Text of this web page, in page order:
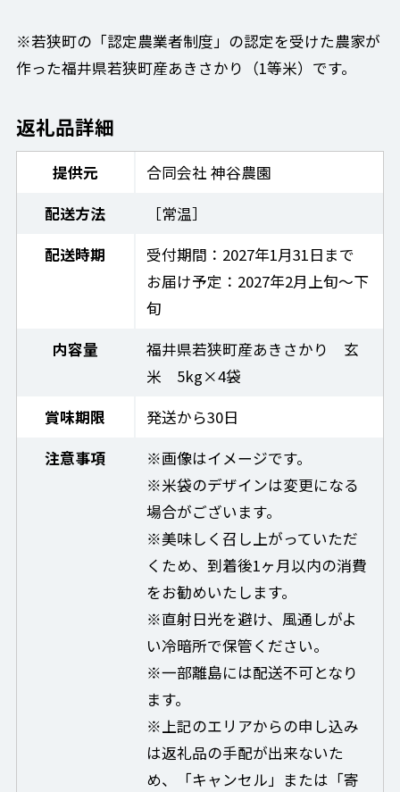
※若狭町の「認定農業者制度」の認定を受けた農家が
作った福井県若狭町産あきさかり（1等米）です。
返礼品詳細
提供元
合同会社 神谷農園
配送方法
［常温］
配送時期
受付期間：2027年1月31日まで
お届け予定：2027年2月上旬～下
旬
内容量
福井県若狭町産あきさかり 玄
米 5kg×4袋
賞味期限
発送から30日
注意事項
※画像はイメージです。
※米袋のデザインは変更になる
場合がございます。
※美味しく召し上がっていただ
くため、到着後1ヶ月以内の消費
をお勧めいたします。
※直射日光を避け、風通しがよ
い冷暗所で保管ください。
※一部離島には配送不可となり
ます。
※上記のエリアからの申し込み
は返礼品の手配が出来ないた
め、「キャンセル」または「寄